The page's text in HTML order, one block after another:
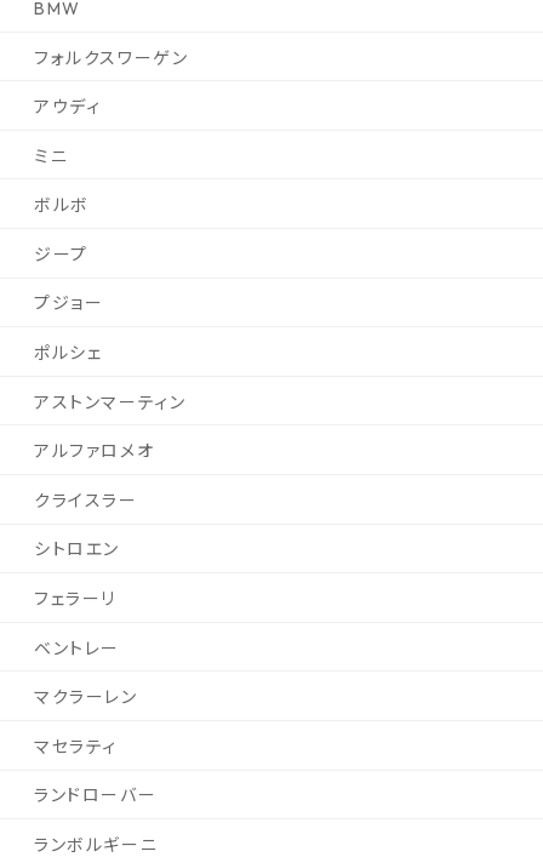
BMW
フォルクスワーゲン
アウディ
ミニ
ボルボ
ジープ
プジョー
ポルシェ
アストンマーティン
アルファロメオ
クライスラー
シトロエン
フェラーリ
ベントレー
マクラーレン
マセラティ
ランドローバー
ランボルギーニ